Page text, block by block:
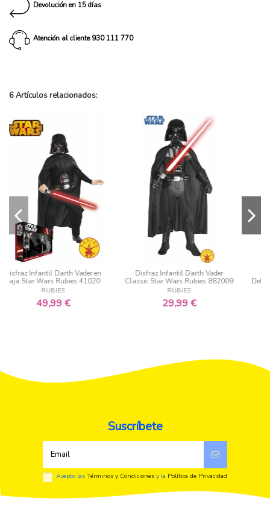
Devolución en 15 días
Atención al cliente 930 111 770
6 Artículos relacionados:
Disfraz Infantil Darth Vader
Classic Star Wars Rubies 882009
RUBIES
29,99 €
Disfraz Infantil Stormtrooper
Deluxe Star Wars Rubies 620268
RUBIES
39,99 €
Suscríbete
Acepto lasTérminos y Condiciones y la Política de Privacidad